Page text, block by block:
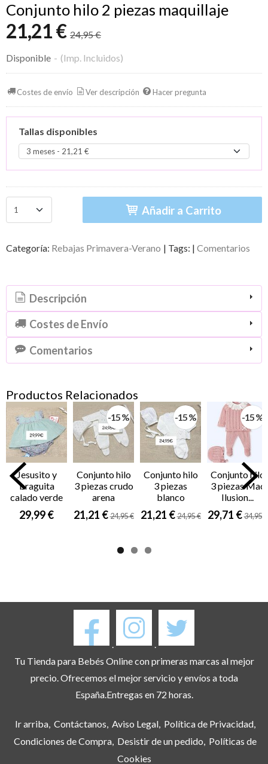
Conjunto hilo 2 piezas maquillaje
21,21 € 24,95 €
Disponible - (Imp. Incluidos)
Costes de envío Ver descripción Hacer pregunta
Tallas disponibles
Añadir a Carrito
Categoría: Rebajas Primavera-Verano | Tags: | Comentarios
Descripción
Costes de Envío
Comentarios
Productos Relacionados
Jesusito y
braguita
calado verde
29,99 €
-15 %
Conjunto hilo
3 piezas crudo
arena
21,21 €24,95 €
-15 %
Conjunto hilo
3 piezas
blanco
21,21 €24,95 €
-15 %
Conjunto hilo
3 piezas Mac
Ilusion...
29,71 €34,95 €
.
.
Tu Tienda para Bebés Online con primeras marcas al mejor
precio. Ofrecemos el mejor servicio y envíos a toda
España.Entregas en 72 horas.
Ir arriba Contáctanos Aviso Legal Política de Privacidad
Condiciones de Compra Desistir de un pedido Políticas de
Cookies